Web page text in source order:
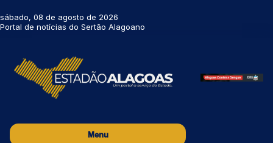
sábado, 08 de agosto de 2026
Portal de notícias do Sertão Alagoano
Menu